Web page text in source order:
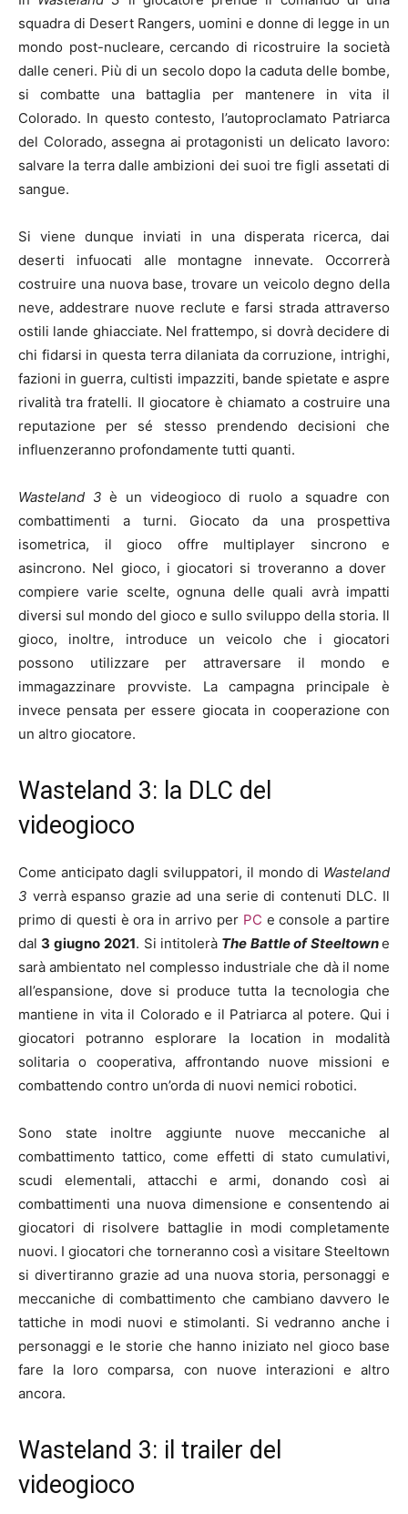
squadra di Desert Rangers, uomini e donne di legge in un
mondo post-nucleare, cercando di ricostruire la società
dalle ceneri. Più di un secolo dopo la caduta delle bombe,
si combatte una battaglia per mantenere in vita il
Colorado. In questo contesto, l’autoproclamato Patriarca
del Colorado, assegna ai protagonisti un delicato lavoro:
salvare la terra dalle ambizioni dei suoi tre figli assetati di
sangue.
Si viene dunque inviati in una disperata ricerca, dai
deserti infuocati alle montagne innevate. Occorrerà
costruire una nuova base, trovare un veicolo degno della
neve, addestrare nuove reclute e farsi strada attraverso
ostili lande ghiacciate. Nel frattempo, si dovrà decidere di
chi fidarsi in questa terra dilaniata da corruzione, intrighi,
fazioni in guerra, cultisti impazziti, bande spietate e aspre
rivalità tra fratelli. Il giocatore è chiamato a costruire una
reputazione per sé stesso prendendo decisioni che
influenzeranno profondamente tutti quanti.
Wasteland 3 è un videogioco di ruolo a squadre con
combattimenti a turni. Giocato da una prospettiva
isometrica, il gioco offre multiplayer sincrono e
asincrono. Nel gioco, i giocatori si troveranno a dover
compiere varie scelte, ognuna delle quali avrà impatti
diversi sul mondo del gioco e sullo sviluppo della storia. Il
gioco, inoltre, introduce un veicolo che i giocatori
possono utilizzare per attraversare il mondo e
immagazzinare provviste. La campagna principale è
invece pensata per essere giocata in cooperazione con
un altro giocatore.
Wasteland 3: la DLC del
videogioco
Come anticipato dagli sviluppatori, il mondo di Wasteland
3 verrà espanso grazie ad una serie di contenuti DLC. Il
primo di questi è ora in arrivo per PC e console a partire
dal 3 giugno 2021. Si intitolerà The Battle of Steeltowne
sarà ambientato nel complesso industriale che dà il nome
all’espansione, dove si produce tutta la tecnologia che
mantiene in vita il Colorado e il Patriarca al potere. Qui i
giocatori potranno esplorare la location in modalità
solitaria o cooperativa, affrontando nuove missioni e
combattendo contro un’orda di nuovi nemici robotici.
Sono state inoltre aggiunte nuove meccaniche al
combattimento tattico, come effetti di stato cumulativi,
scudi elementali, attacchi e armi, donando così ai
combattimenti una nuova dimensione e consentendo ai
giocatori di risolvere battaglie in modi completamente
nuovi. I giocatori che torneranno così a visitare Steeltown
si divertiranno grazie ad una nuova storia, personaggi e
meccaniche di combattimento che cambiano davvero le
tattiche in modi nuovi e stimolanti. Si vedranno anche i
personaggi e le storie che hanno iniziato nel gioco base
fare la loro comparsa, con nuove interazioni e altro
ancora.
Wasteland 3: il trailer del
videogioco